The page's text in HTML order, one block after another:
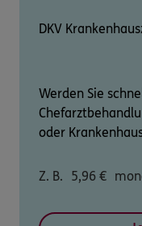
DKV
Werden Sie
oder
Z. B. 5,96 €